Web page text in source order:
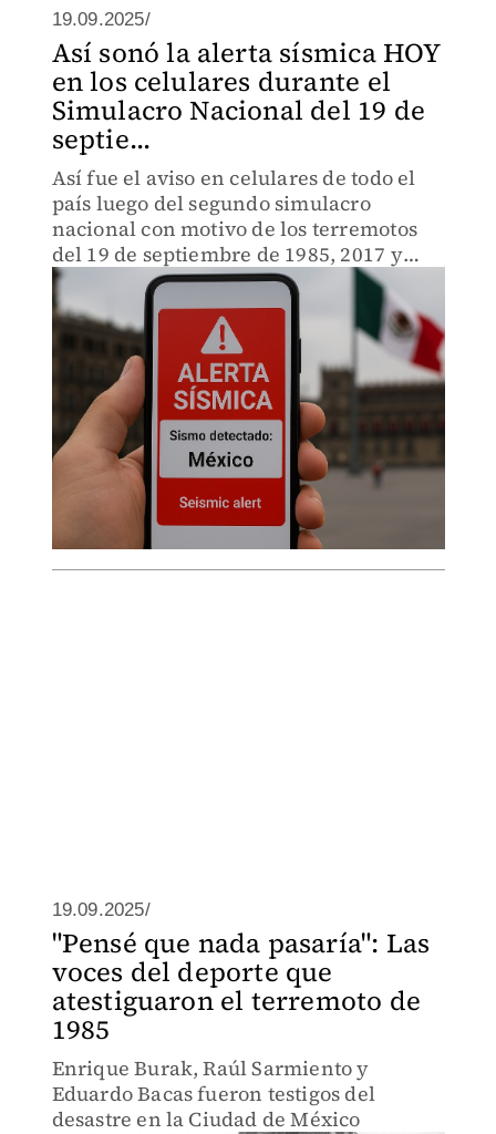
19.09.2025/
Así sonó la alerta sísmica HOY
en los celulares durante el
Simulacro Nacional del 19 de
septie...
Así fue el aviso en celulares de todo el
país luego del segundo simulacro
nacional con motivo de los terremotos
del 19 de septiembre de 1985, 2017 y
2022.
19.09.2025/
"Pensé que nada pasaría": Las
voces del deporte que
atestiguaron el terremoto de
1985
Enrique Burak, Raúl Sarmiento y
Eduardo Bacas fueron testigos del
desastre en la Ciudad de México